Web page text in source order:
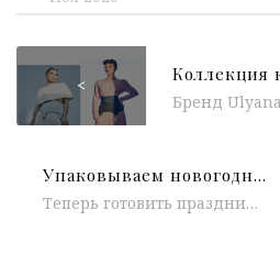
<
Упаковываем новогодние подарки с заботой о планете вместе с ИКЕА
Теперь готовить праздничные сюрпризы для своих близких будет еще приятнее. В магазинах ИКЕА в России появились новогодние упаковочные материалы, украшения...